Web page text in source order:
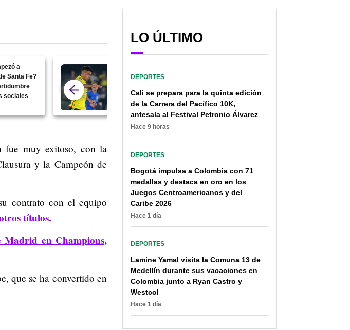
a
Santa Fe?
sociales
faltarían 'novias' en
carpeta de 2 grandes
fue muy exitoso, con la
y la Campeón de
contrato con el equipo
títulos.
Madrid en Champions,
que se ha convertido en
LO ÚLTIMO
DEPORTES
Cali se prepara para la quinta edición
de la Carrera del Pacífico 10K,
antesala al Festival Petronio Álvarez
Hace 9 horas
DEPORTES
Bogotá impulsa a Colombia con 71
medallas y destaca en oro en los
Juegos Centroamericanos y del
Caribe 2026
Hace 1 día
DEPORTES
Lamine Yamal visita la Comuna 13 de
Medellín durante sus vacaciones en
Colombia junto a Ryan Castro y
Westcol
Hace 1 día